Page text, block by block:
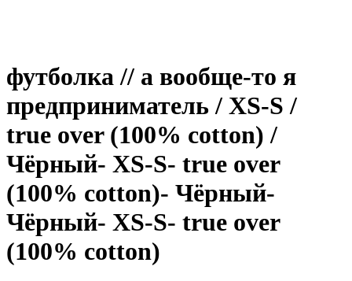
футболка // а вообще-то я
предприниматель / XS-S /
true over (100% cotton) /
Чёрный- XS-S- true over
(100% cotton)- Чёрный-
Чёрный- XS-S- true over
(100% cotton)